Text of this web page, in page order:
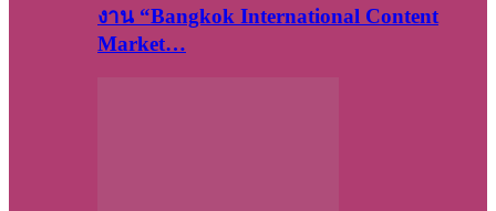
งาน “Bangkok International Content
Market…